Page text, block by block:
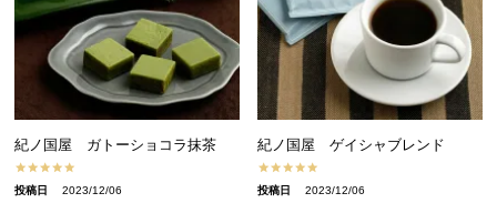
紀ノ国屋 ガトーショコラ抹茶
投稿日 2023/12/06
紀ノ国屋 ゲイシャブレンド
投稿日 2023/12/06